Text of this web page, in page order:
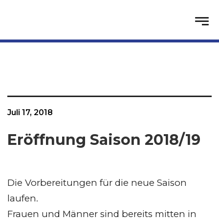
Juli 17, 2018
Eröffnung Saison 2018/19
Die Vorbereitungen für die neue Saison
laufen.
Frauen und Männer sind bereits mitten in